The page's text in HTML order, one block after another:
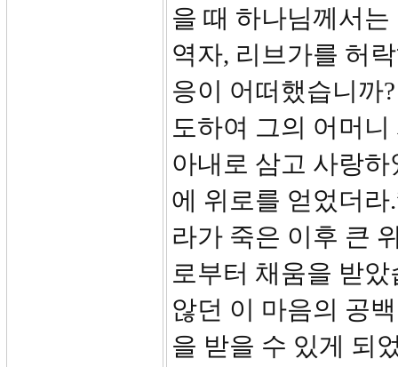
을 때 하나님께서
역자, 리브가를 허
응이 어떠했습니까
도하여 그의 어머
아내로 삼고 사랑
에 위로를 얻었더
라가 죽은 이후 큰
로부터 채움을 받
않던 이 마음의 공
을 받을 수 있게 되